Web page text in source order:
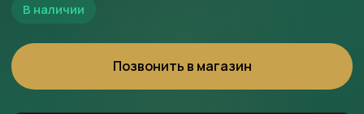
В наличии
Позвонить в магазин